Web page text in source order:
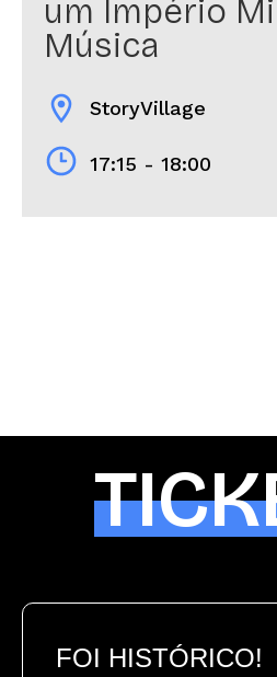
um Império
Música
location_on StoryVillage
17:15 - 18:00
FOI HISTÓRICO!